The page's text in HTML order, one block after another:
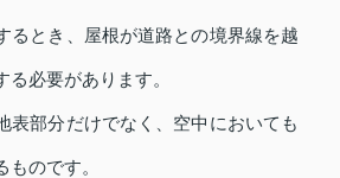
るとき、屋根が道路との境界線を越
る必要があります。
表部分だけでなく、空中においても
のです。